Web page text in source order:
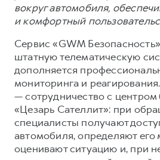
вокруг автомобиля,
и комфортный
Сервис «GWM
штатную телематическую
дополняется
мониторинга и
— сотрудничество с центром
«Цезарь Сателлит»: при
специалисты получают
автомобиля, определяют
оценивают ситуацию и, при